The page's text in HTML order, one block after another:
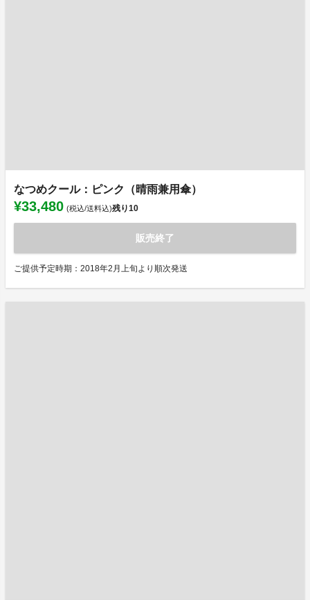
なつめクール：ピンク（晴雨兼用傘）
¥33,480 (税込/送料込)残り10
販売終了
ご提供予定時期：2018年2月上旬より順次発送